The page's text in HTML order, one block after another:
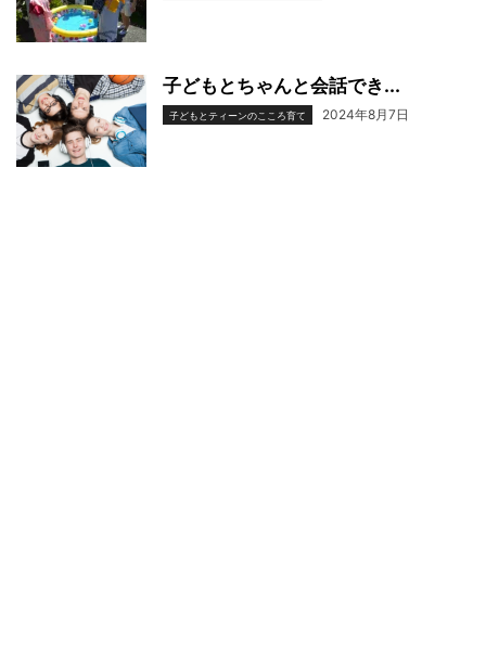
子どもとちゃんと会話でき...
子どもとティーンのこころ育て 2024年8月7日